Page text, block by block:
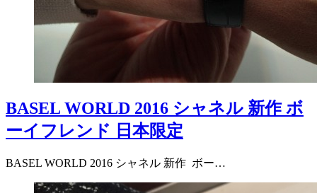
BASEL WORLD 2016 シャネル 新作 ボ
ーイフレンド 日本限定
BASEL WORLD 2016 シャネル 新作 ボー…